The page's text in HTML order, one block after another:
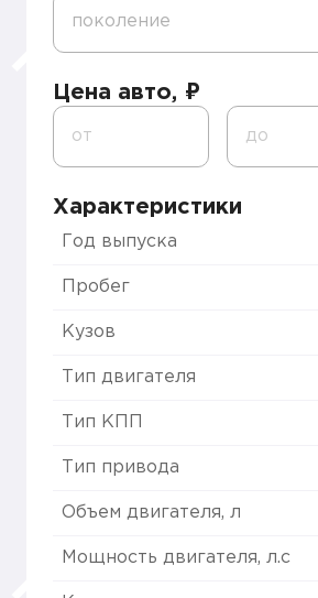
поколение
Цена авто, ₽
от до
Характеристики
Год выпуска
Пробег
Кузов
Тип двигателя
Тип КПП
Тип привода
Объем двигателя, л
Мощность двигателя, л.с